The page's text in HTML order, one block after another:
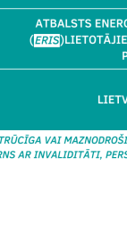
bilance